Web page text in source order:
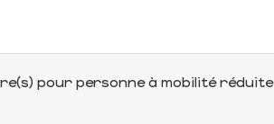
pour personne à mobilité réduite